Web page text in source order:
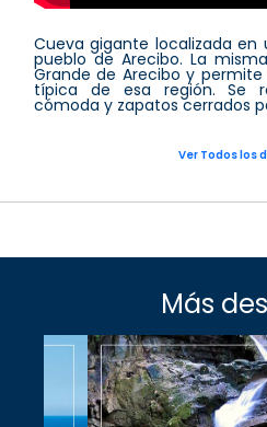
Cueva gigante localizada
pueblo de Arecibo. La
Grande de Arecibo y
típica de esa región. Se
cómoda y zapatos cerrados
Ver Todos los
Más